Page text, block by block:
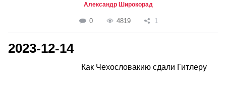
Александр Широкорад
0 4819 1
2023-12-14
Как Чехословакию сдали Гитлеру